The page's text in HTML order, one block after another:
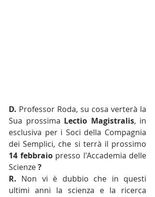
D. Professor Roda, su cosa verterà la
Sua prossima Lectio Magistralis, in
esclusiva per i Soci della Compagnia
14 febbraio presso l'Accademia delle
Scienze ?
R. Non vi è dubbio che in questi
ultimi anni la scienza e la ricerca